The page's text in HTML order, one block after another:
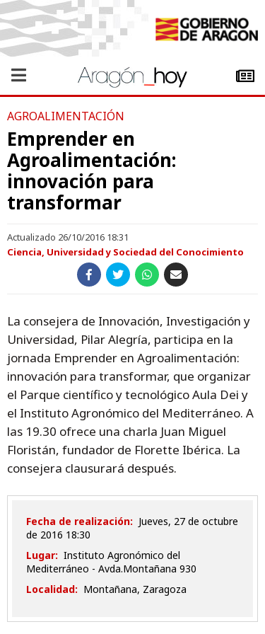
AGROALIMENTACIÓN
Emprender en
Agroalimentación:
innovación para
transformar
Actualizado 26/10/2016 18:31
Ciencia, Universidad y Sociedad del Conocimiento
La consejera de Innovación, Investigación y
Universidad, Pilar Alegría, participa en la
jornada Emprender en Agroalimentación:
innovación para transformar, que organizar
el Parque científico y tecnológico Aula Dei y
el Instituto Agronómico del Mediterráneo. A
las 19.30 ofrece una charla Juan Miguel
Floristán, fundador de Florette Ibérica. La
consejera clausurará después.
Fecha de realización: jueves, 27 de octubre
de 2016 18:30
Lugar: Instituto Agronómico del
Mediterráneo - Avda.Montañana 930
Localidad: Montañana, Zaragoza